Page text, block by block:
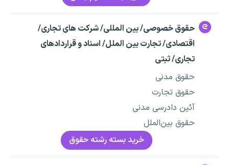
حقوق خصوصی/ بین المللی/ شرکت های تجاری/
اقتصادی/ تجارت بین الملل/ اسناد و قراردادهای
تجاری/ ثبتی
حقوق مدنی
حقوق تجارت
آئین دادرسی مدنی
حقوق بین‌الملل
خرید بسته رشته حقوق